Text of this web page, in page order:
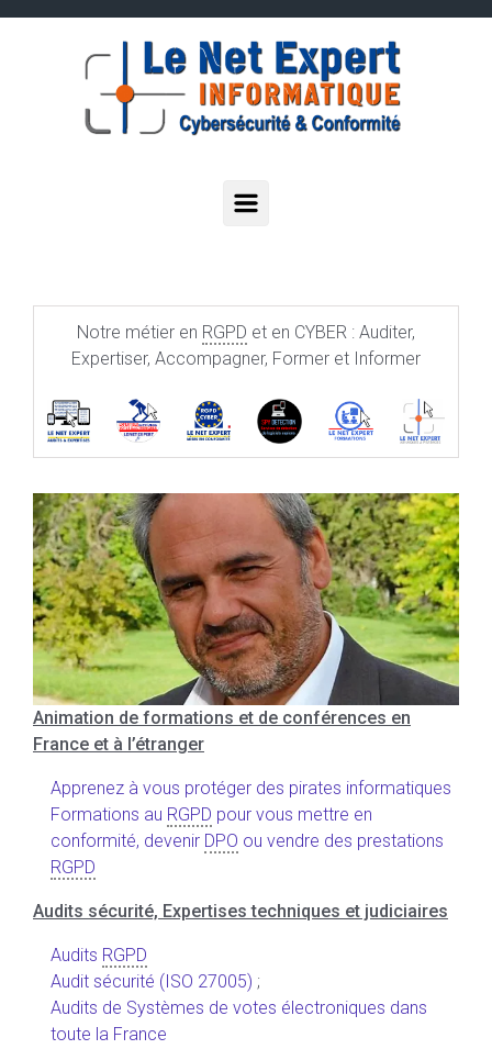
Notre métier en RGPD et en CYBER : Auditer,
Expertiser, Accompagner, Former et Informer
Animation de formations et de conférences en
France et à l’étranger
Apprenez à vous protéger des pirates informatiques
Formations au RGPD pour vous mettre en
conformité, devenir DPO ou vendre des prestations
RGPD
Audits sécurité, Expertises techniques et judiciaires
Audits RGPD
Audit sécurité (ISO 27005) ;
Audits de Systèmes de votes électroniques dans
toute la France